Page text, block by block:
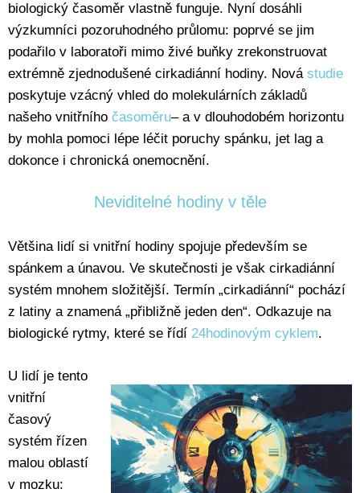
biologický časoměr vlastně funguje. Nyní dosáhli
výzkumníci pozoruhodného průlomu: poprvé se jim
podařilo v laboratoři mimo živé buňky zrekonstruovat
extrémně zjednodušené cirkadiánní hodiny. Nová studie
poskytuje vzácný vhled do molekulárních základů
našeho vnitřního časoměru– a v dlouhodobém horizontu
by mohla pomoci lépe léčit poruchy spánku, jet lag a
dokonce i chronická onemocnění.
Neviditelné hodiny v těle
Většina lidí si vnitřní hodiny spojuje především se
spánkem a únavou. Ve skutečnosti je však cirkadiánní
systém mnohem složitější. Termín „cirkadiánní“ pochází
z latiny a znamená „přibližně jeden den“. Odkazuje na
biologické rytmy, které se řídí 24hodinovým cyklem.
U lidí je tento
vnitřní
časový
systém řízen
malou oblastí
v mozku: